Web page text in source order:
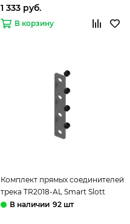
1 333 руб.
В корзину
Комплект прямых соединителей
трека TR2018-AL Smart Slott
Denkirs
92 шт